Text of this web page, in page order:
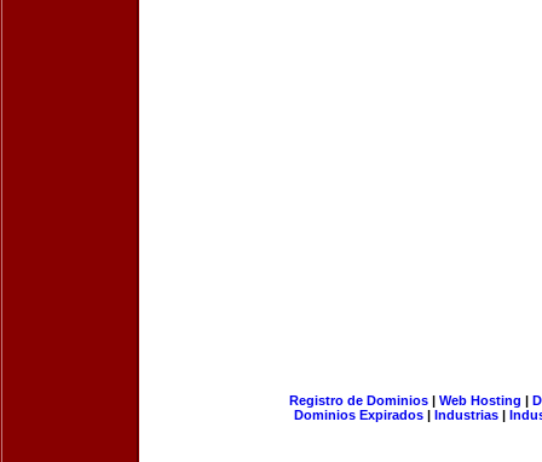
Registro de Dominios| Web Hosting |
Dominios Expirados | Industrias |